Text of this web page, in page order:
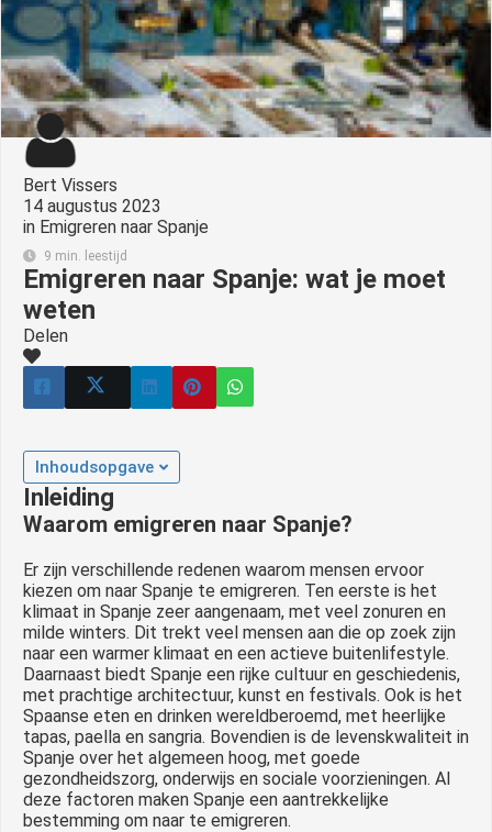
Bert Vissers
14 augustus 2023
in Emigreren naar Spanje
9 min. leestijd
Emigreren naar Spanje: wat je moet
weten
Delen
Inhoudsopgave
Inleiding
Waarom emigreren naar Spanje?
Er zijn verschillende redenen waarom mensen ervoor
kiezen om naar Spanje te emigreren. Ten eerste is het
klimaat in Spanje zeer aangenaam, met veel zonuren en
milde winters. Dit trekt veel mensen aan die op zoek zijn
naar een warmer klimaat en een actieve buitenlifestyle.
Daarnaast biedt Spanje een rijke cultuur en geschiedenis,
met prachtige architectuur, kunst en festivals. Ook is het
Spaanse eten en drinken wereldberoemd, met heerlijke
tapas, paella en sangria. Bovendien is de levenskwaliteit in
Spanje over het algemeen hoog, met goede
gezondheidszorg, onderwijs en sociale voorzieningen. Al
deze factoren maken Spanje een aantrekkelijke
bestemming om naar te emigreren.
worden
om
te
over
van
op
gebruikt
te
Hierdoor
website-
van